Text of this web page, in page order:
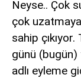
Neyse.. Çok
çok
sahip
günü (bugün)
adlı eyleme